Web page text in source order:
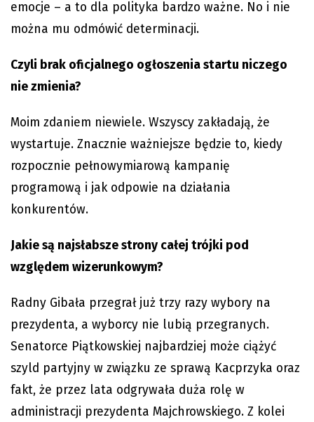
emocje – a to dla polityka bardzo ważne. No i nie
można mu odmówić determinacji.
Czyli brak oficjalnego ogłoszenia startu niczego
nie zmienia?
Moim zdaniem niewiele. Wszyscy zakładają, że
wystartuje. Znacznie ważniejsze będzie to, kiedy
rozpocznie pełnowymiarową kampanię
programową i jak odpowie na działania
konkurentów.
Jakie są najsłabsze strony całej trójki pod
względem wizerunkowym?
Radny Gibała przegrał już trzy razy wybory na
prezydenta, a wyborcy nie lubią przegranych.
Senatorce Piątkowskiej najbardziej może ciążyć
szyld partyjny w związku ze sprawą Kacprzyka oraz
fakt, że przez lata odgrywała duża rolę w
administracji prezydenta Majchrowskiego. Z kolei